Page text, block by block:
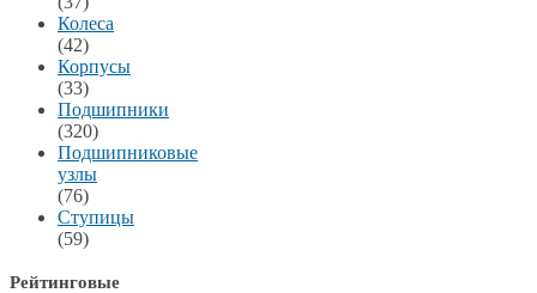
Колеса
(42)
Корпусы
(33)
Подшипники
(320)
Подшипниковые
узлы
(76)
Ступицы
(59)
Рейтинговые